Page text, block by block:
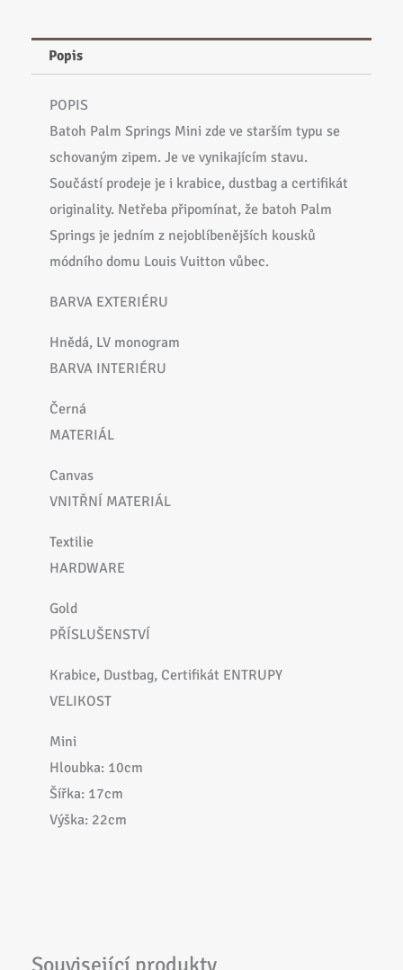
Popis
POPIS
Batoh Palm Springs Mini zde ve starším typu se
schovaným zipem. Je ve vynikajícím stavu.
Součástí prodeje je i krabice, dustbag a certifikát
originality. Netřeba připomínat, že batoh Palm
Springs je jedním z nejoblíbenějších kousků
módního domu Louis Vuitton vůbec.
BARVA EXTERIÉRU
Hnědá, LV monogram
BARVA INTERIÉRU
Černá
MATERIÁL
Canvas
VNITŘNÍ MATERIÁL
Textilie
HARDWARE
Gold
PŘÍSLUŠENSTVÍ
Krabice, Dustbag, Certifikát ENTRUPY
VELIKOST
Mini
Hloubka: 10cm
Šířka: 17cm
Výška: 22cm